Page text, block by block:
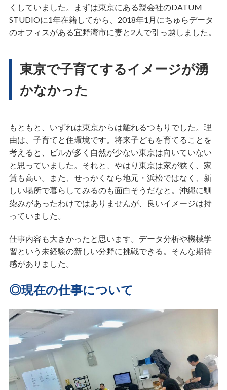
くしていました。まずは東京にある親会社のDATUM
STUDIOに1年在籍してから、2018年1月にちゅらデータ
のオフィスがある宜野湾市に妻と2人で引っ越しました。
東京で子育てするイメージが湧
かなかった
もともと、いずれは東京からは離れるつもりでした。理
由は、子育てと住環境です。将来子どもを育てることを
考えると、ビルが多く自然が少ない東京は向いていない
と思っていました。それと、やはり東京は家が狭く、家
賃も高い。また、せっかくなら地元・浜松ではなく、新
しい場所で暮らしてみるのも面白そうだなと。沖縄に馴
染みがあったわけではありませんが、良いイメージは持
っていました。
仕事内容も大きかったと思います。データ分析や機械学
習という未経験の新しい分野に挑戦できる。そんな期待
感がありました。
◎現在の仕事について